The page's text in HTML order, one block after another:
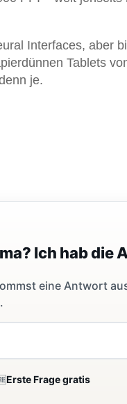
Interfaces, aber
Tablets
je.
Ich hab die
eine Antwort
Erste Frage gratis